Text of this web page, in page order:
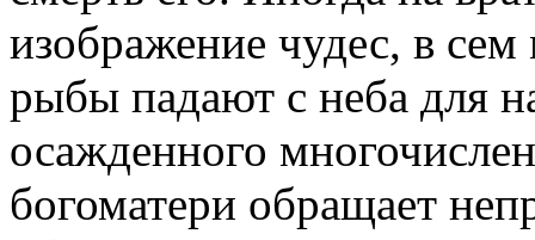
изображение чудес, в
рыбы падают с неба для
осажденного
богоматери обращает